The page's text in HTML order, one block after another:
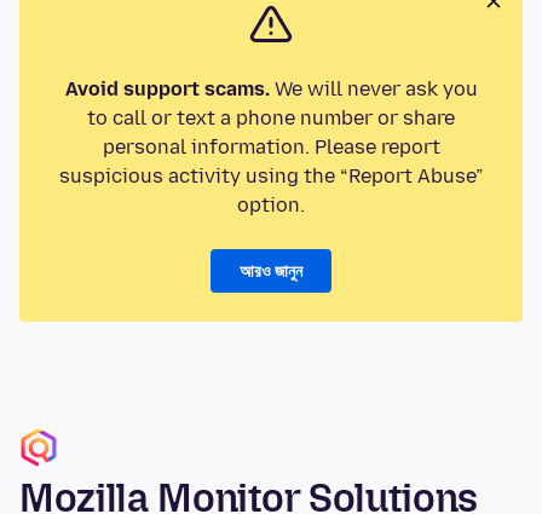
Avoid support scams.We will never ask you
to call or text a phone number or share
personal information. Please report
suspicious activity using the “Report Abuse”
option.
আরও জানুন
Mozilla Monitor Solutions